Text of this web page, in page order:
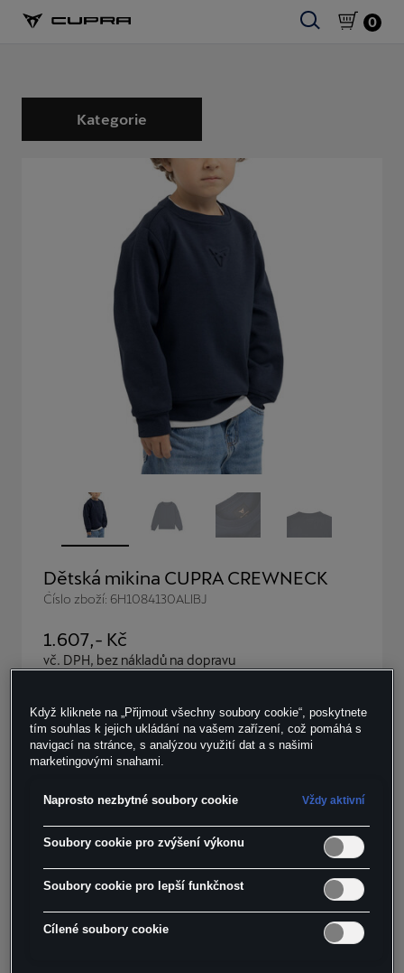
0
Kategorie
Dětská mikina CUPRA CREWNECK
Číslo zboží: 6H1084130ALIBJ
1.607,- Kč
vč. DPH, bez nákladů na dopravu
Velikost: Počet kusů:
Do košíku
- Dětská mikina s klasickým výstřihem a dlouhým
rukávem
- Reliéfní logo tón v tónu na hrudi
Když kliknete na „Přijmout všechny soubory cookie“, poskytnete
tím souhlas k jejich ukládání na vašem zařízení, což pomáhá s
navigací na stránce, s analýzou využití dat a s našimi
marketingovými snahami.
Naprosto nezbytné soubory cookie Vždy aktivní
Soubory cookie pro zvýšení výkonu
Soubory cookie pro lepší funkčnost
Cílené soubory cookie